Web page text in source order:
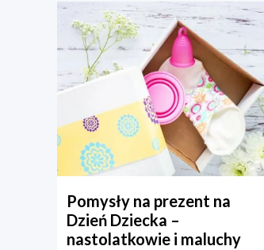
Pomysły na prezent na
Dzień Dziecka –
nastolatkowie i maluchy